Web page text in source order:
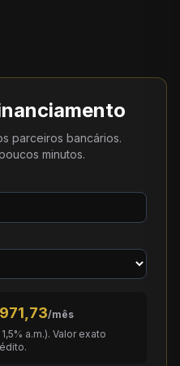
parceiros bancários.
minutos.
/mês
a.m.). Valor exato